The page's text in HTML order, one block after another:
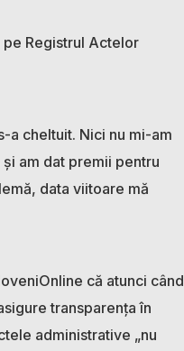
Registrul Actelor
a cheltuit. Nici nu mi-am
am dat premii pentru
data viitoare mă
că atunci când
transparența în
administrative „nu